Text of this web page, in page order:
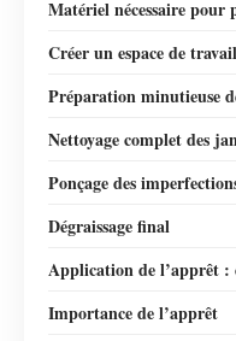
Matériel nécessaire pour
Créer un espace de
Préparation minutieuse
Nettoyage complet des
Ponçage des
Dégraissage final
Application de l’apprêt :
Importance de l’apprêt